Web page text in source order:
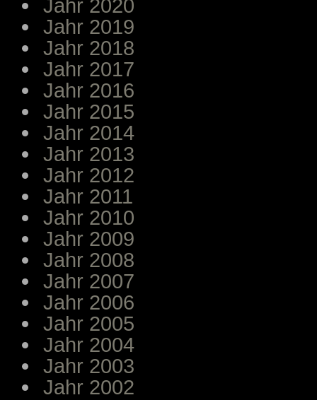
Jahr 2020
Jahr 2019
Jahr 2018
Jahr 2017
Jahr 2016
Jahr 2015
Jahr 2014
Jahr 2013
Jahr 2012
Jahr 2011
Jahr 2010
Jahr 2009
Jahr 2008
Jahr 2007
Jahr 2006
Jahr 2005
Jahr 2004
Jahr 2003
Jahr 2002